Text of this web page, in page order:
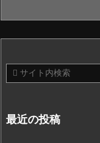
最近の投稿